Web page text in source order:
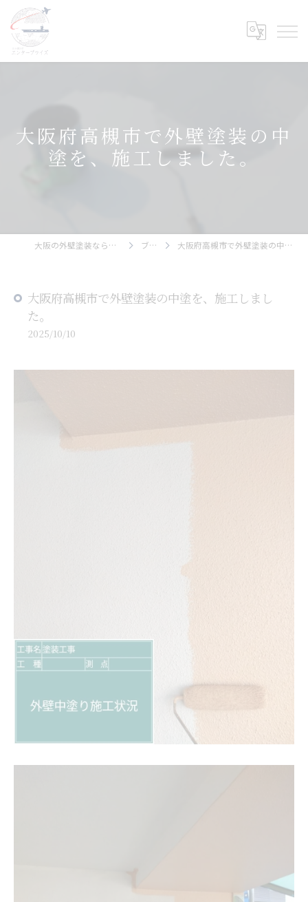
大阪府高槻市で外壁塗装の中
塗を、施工しました。
大阪の外壁塗装ならエンタープライズ ブログ 大阪府高槻市で外壁塗装の中塗を、施工しました。
大阪府高槻市で外壁塗装の中塗を、施工しまし
た。
2025/10/10